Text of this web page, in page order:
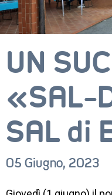
UN
«SAL-
SAL di
05 Giugno, 2023